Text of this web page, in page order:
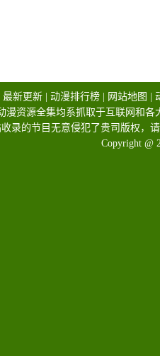
最新更新 动漫排行榜 网站地图
漫资源全集均系抓取于互联网和
录的节目无意侵犯了贵司版权，
Copyright @